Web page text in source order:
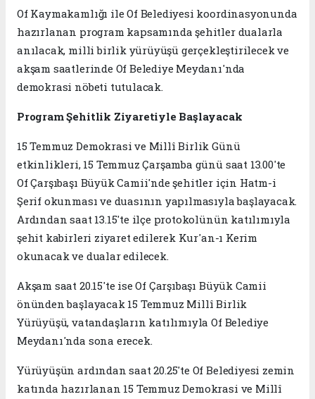
Of Kaymakamlığı ile Of Belediyesi koordinasyonunda
hazırlanan program kapsamında şehitler dualarla
anılacak, milli birlik yürüyüşü gerçekleştirilecek ve
akşam saatlerinde Of Belediye Meydanı'nda
demokrasi nöbeti tutulacak.
Program Şehitlik Ziyaretiyle Başlayacak
15 Temmuz Demokrasi ve Millî Birlik Günü
etkinlikleri, 15 Temmuz Çarşamba günü saat 13.00'te
Of Çarşıbaşı Büyük Camii'nde şehitler için Hatm-i
Şerif okunması ve duasının yapılmasıyla başlayacak.
Ardından saat 13.15'te ilçe protokolünün katılımıyla
şehit kabirleri ziyaret edilerek Kur'an-ı Kerim
okunacak ve dualar edilecek.
Akşam saat 20.15'te ise Of Çarşıbaşı Büyük Camii
önünden başlayacak 15 Temmuz Millî Birlik
Yürüyüşü, vatandaşların katılımıyla Of Belediye
Meydanı'nda sona erecek.
Yürüyüşün ardından saat 20.25'te Of Belediyesi zemin
katında hazırlanan 15 Temmuz Demokrasi ve Millî